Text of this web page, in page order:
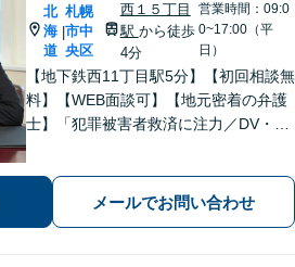
北
海
道
|
札幌
市中
央区
西１５丁目
駅 から徒歩
4分
営業時間：09:0
0~17:00（平
日）
【地下鉄西11丁目駅5分】【初回相談無
料】【WEB面談可】【地元密着の弁護
士】「犯罪被害者救済に注力／DV・モ
も対応」家賃の未払い・建物明渡請求
に強い【子連れ相談可】【夜間相談
メールでお問い合わせ